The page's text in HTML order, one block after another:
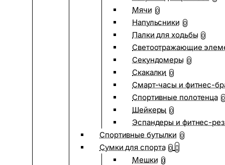
Мячи 0
Напульсники 0
Палки для ходьбы 0
Светоотражающие
Секундомеры 0
Скакалки 0
Смарт-часы и фитнес-
Спортивные полотенца 0
Шейкеры 0
Эспандеры и фитнес-
Спортивные бутылки 0
Сумки для спорта 0
Мешки 0